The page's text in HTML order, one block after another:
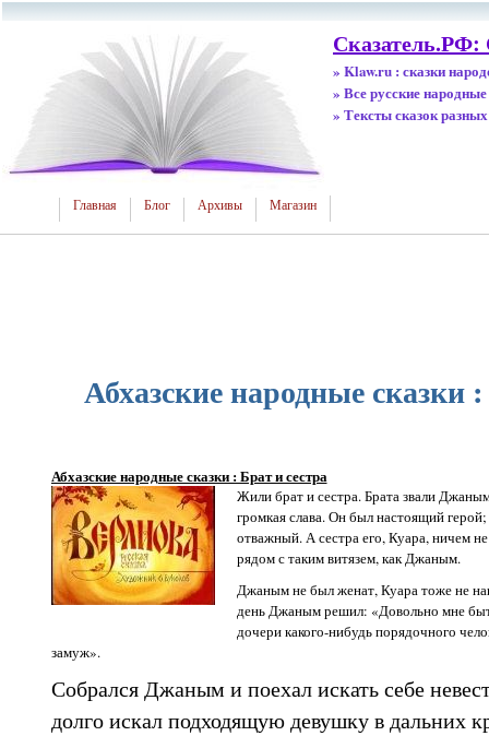
Сказатель.РФ:
» Klaw.ru : сказки
» Все русские народные
» Тексты сказок
Главная Блог Архивы Магазин
Абхазские народные сказки
Абхазские народные сказки : Брат и сестра
Жили брат и сестра. Брата звали
громкая слава. Он был настоящий
отважный. А сестра его, Куара, ничем
рядом с таким витязем, как Джаным.
Джаным не был женат, Куара тоже не
день Джаным решил: «Довольно мне
дочери какого-нибудь порядочного
замуж».
Собрался Джаным и поехал искать себе
долго искал подходящую девушку в дальних